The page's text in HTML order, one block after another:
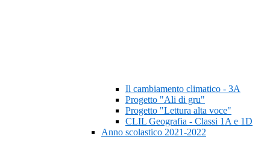
Il cambiamento climatico - 3A
Progetto "Ali di gru"
Progetto "Lettura alta voce"
CLIL Geografia - Classi 1A e 1D
Anno scolastico 2021-2022